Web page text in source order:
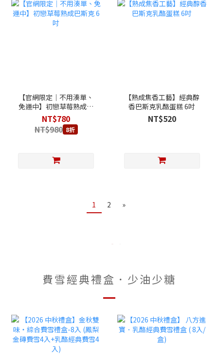
【官網限定｜不用湊單、
免運中】初戀草莓熟成巴
斯克 6吋
NT$780
NT$980 8折
【熟成焦香工藝】經典醇
香巴斯克乳酪蛋糕 6吋
NT$520
1 2 »
費雪經典禮盒．少油少糖